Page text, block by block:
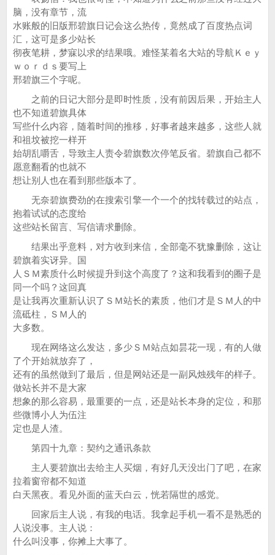
脑，没有章节，流
水账般的旧版邢碧旗日记会这么热传，竟然成了百度热点词
汇，这可是多少站长
彻夜笔耕，梦寐以求的结果哦。难怪某着名大站的导航Ｋｅｙ
ｗｏｒｄｓ要写上
邢碧旗三个字呢。
之前的日记大部分是即时性质，没有前因后果，开始主人
也不知道碧旗具体
写些什么内容，随着时间的推移，好事者越来越多，这些人就
和祖坟被挖一样开
始胡乱嚼舌，导致主人责令碧旗数次停笔反省。碧旗自己都不
愿意翻看的也就不
想让别人也在看到那些版本了。
无奈碧旗费劲的在搜索引擎一个一个的找转载过的站点，
抱着试试的态度给
这些站长留言、写信请求删除。
结果出乎意料，对方收到来信，全部毫不犹豫删除，这让
碧旗着实讶异。国
人ＳＭ素质什么时候提升到这个高度了？这和我看到的圈子是
同一个吗？这回真
是让我再次重新认识了ＳＭ站长的素质，他们才是ＳＭ人的中
流砥柱，ＳＭ人的
大多数。
现在网络这么发达，多少ＳＭ站点如昙花一现，有的人做
了个开始就放弃了，
还有的虽然做到了最后，但是网站还是一副风烛残年的样子。
做站长并不是大家
想象的那么容易，最重要的一点，还是站长本身的定位，和那
些微博小人为伍注
定也是人渣。
第四十九章：契约之通讯条款
主人要碧旗出去给主人买烟，有好几天没出门了吧，在家
拉着窗帘都不知道
白天黑夜。看见外面的蓝天白云，恍若隔世的感觉。
回家后主人说，有我的电话。我拿起手机一看不是熟悉的
人说没事。主人说：
什么叫没事，你摊上大事了。